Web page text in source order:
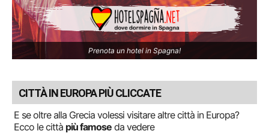
Prenota un hotel in Spagna!
CITTÀ IN EUROPA PIÙ CLICCATE
E se oltre alla Grecia volessi visitare altre città in Europa?
Ecco le città più famose da vedere